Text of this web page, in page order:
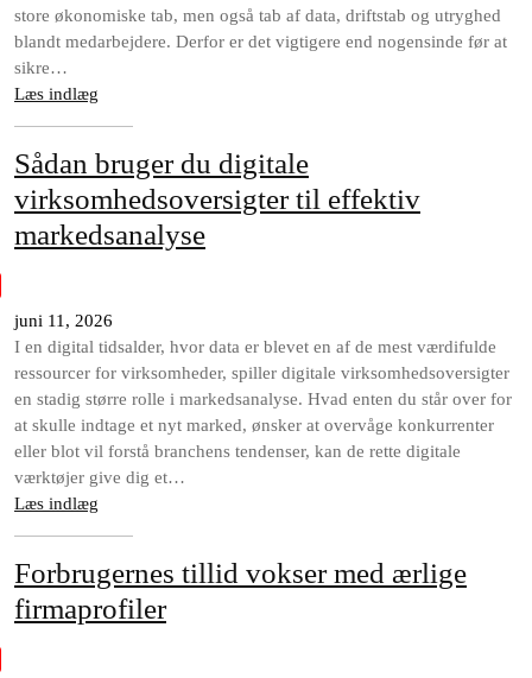
store økonomiske tab, men også tab af data, driftstab og utryghed
blandt medarbejdere. Derfor er det vigtigere end nogensinde før at
sikre…
Læs indlæg
Sådan bruger du digitale
virksomhedsoversigter til effektiv
markedsanalyse
juni 11, 2026
I en digital tidsalder, hvor data er blevet en af de mest værdifulde
ressourcer for virksomheder, spiller digitale virksomhedsoversigter
en stadig større rolle i markedsanalyse. Hvad enten du står over for
at skulle indtage et nyt marked, ønsker at overvåge konkurrenter
eller blot vil forstå branchens tendenser, kan de rette digitale
værktøjer give dig et…
Læs indlæg
Forbrugernes tillid vokser med ærlige
firmaprofiler